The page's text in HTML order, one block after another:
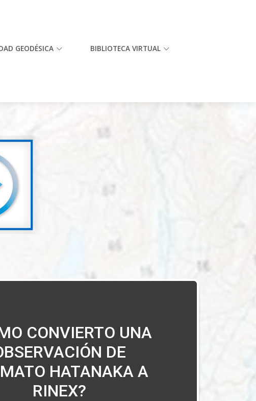
GEODÉSICA BIBLIOTECA VIRTUAL
CONVIERTO UNA
DE
HATANAKA A
RINEX?